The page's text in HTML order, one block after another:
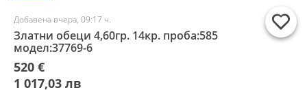
Добавена вчера, 09:17 ч.
Златни обеци 4,60гр. 14кр. проба:585
модел:37769-6
520 €
1 017,03 лв